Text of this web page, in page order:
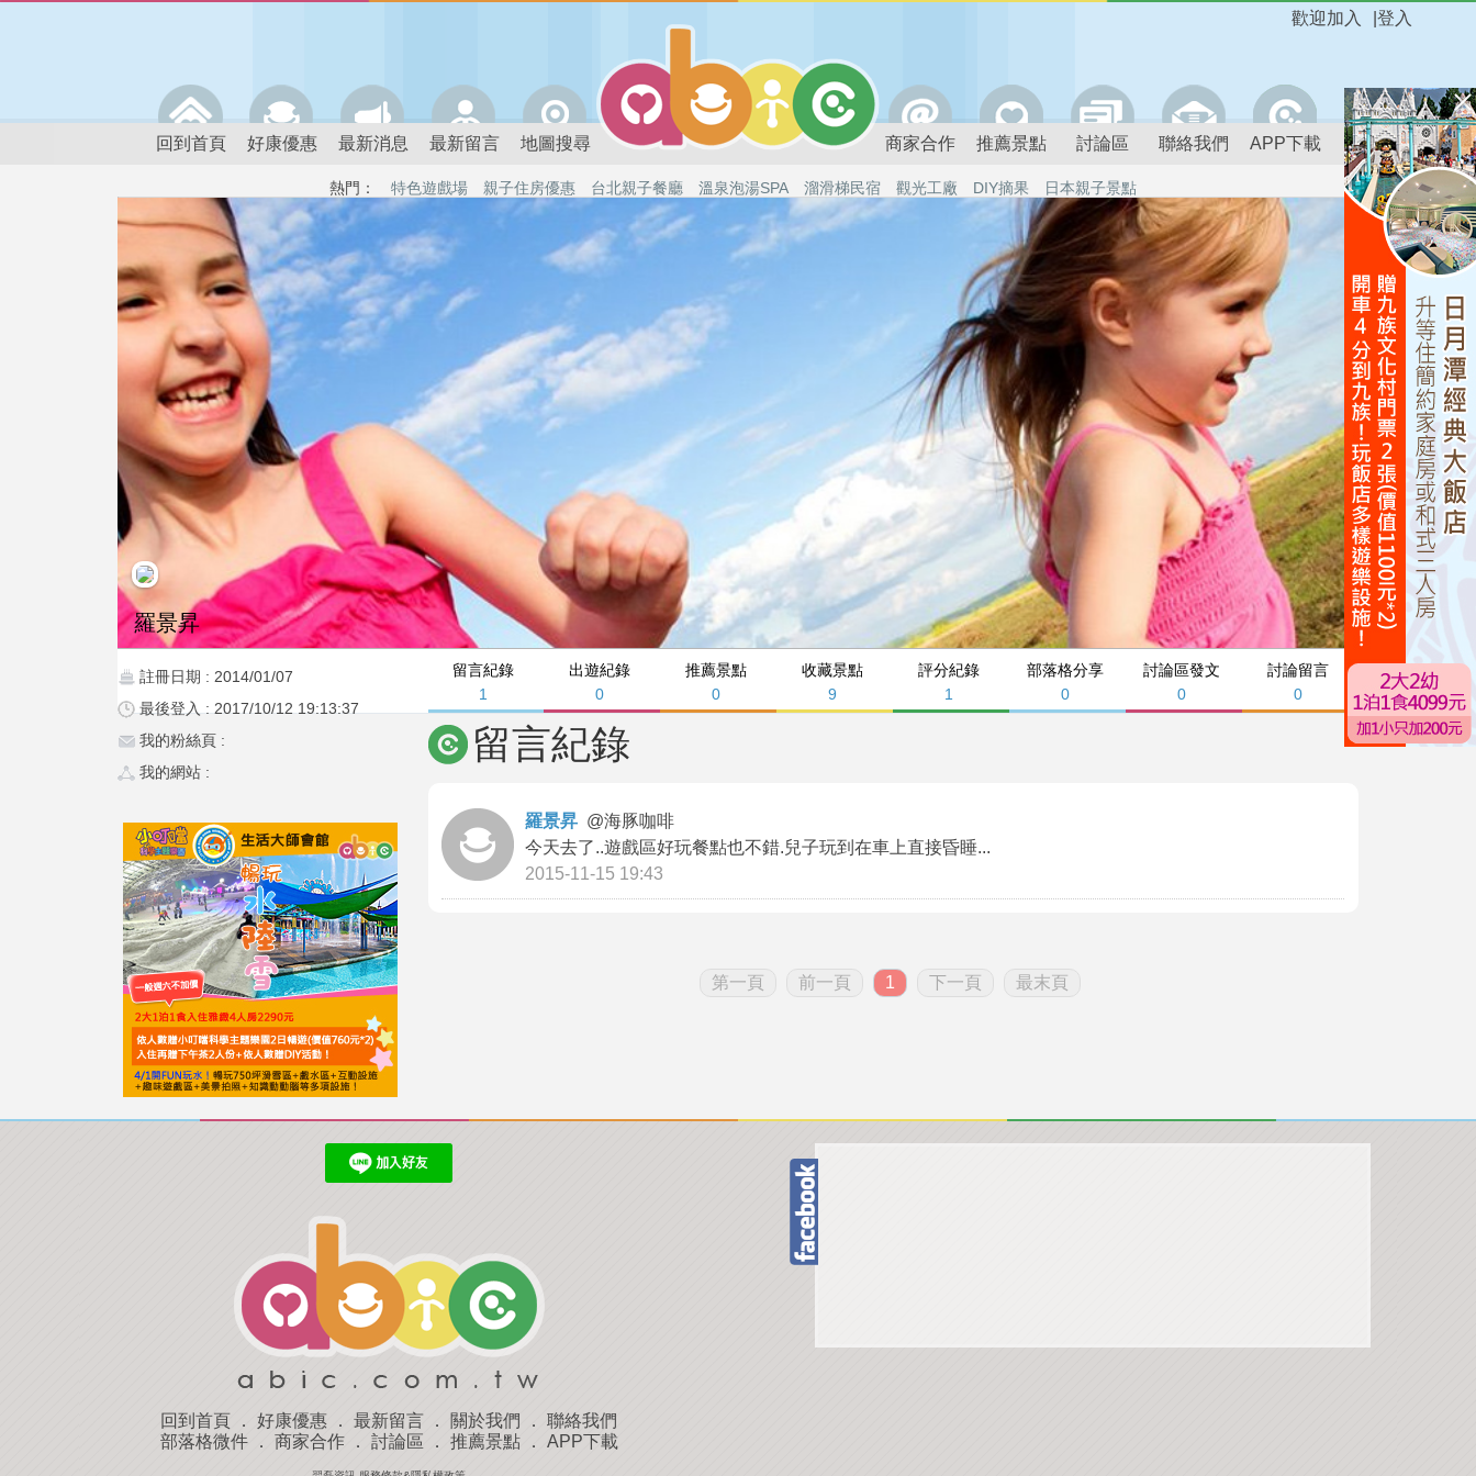
登入
歡迎加入
回到首頁 好康優惠 最新消息 最新留言 地圖搜尋 商家合作 推薦景點 討論區 聯絡我們 APP下載
熱門： 特色遊戲場 親子住房優惠 台北親子餐廳 溫泉泡湯SPA 溜滑梯民宿 觀光工廠 DIY摘果 日本親子景點
留言紀錄
1
出遊紀錄
0
推薦景點
0
收藏景點
9
評分紀錄
1
部落格分享
0
討論區發文
0
討論留言
0
羅景昇
註冊日期 : 2014/01/07
最後登入 : 2017/10/12 19:13:37
我的粉絲頁 :
我的網站 :
留言紀錄
羅景昇 @海豚咖啡
今天去了..遊戲區好玩餐點也不錯.兒子玩到在車上直接昏睡...
2015-11-15 19:43
第一頁 前一頁 1 下一頁 最末頁
回到首頁 ． 好康優惠 ． 最新留言 ． 關於我們 ． 聯絡我們
部落格微件． 商家合作． 討論區 ． 推薦景點． APP下載